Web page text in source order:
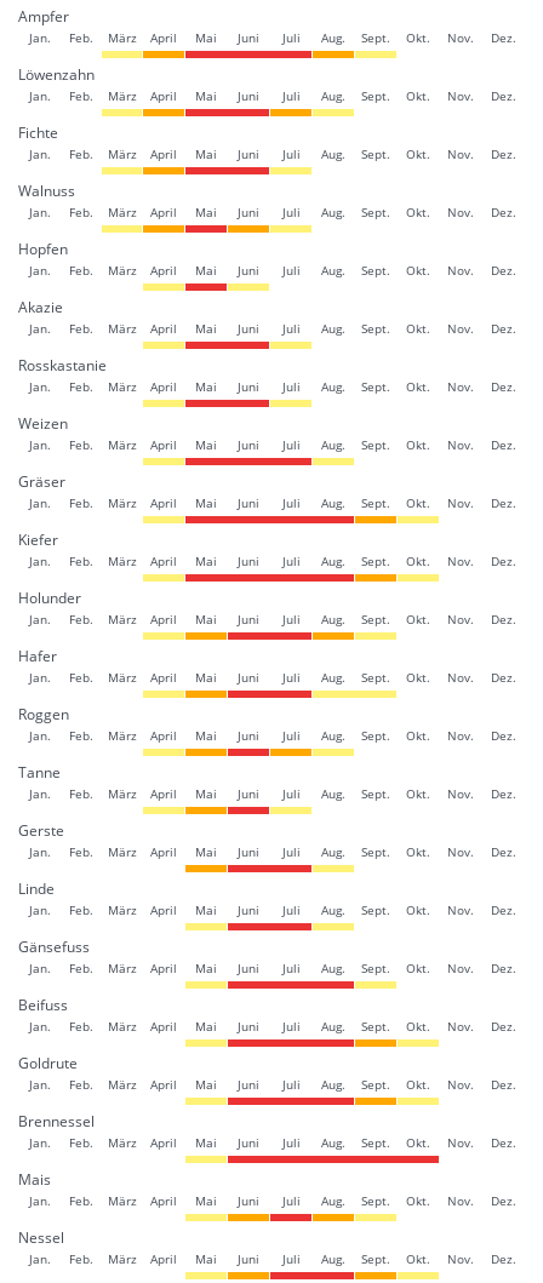
Ampfer
Jan. Feb. März April Mai Juni Juli Aug. Sept. Okt. Nov. Dez.
Löwenzahn
Jan. Feb. März April Mai Juni Juli Aug. Sept. Okt. Nov. Dez.
Fichte
Jan. Feb. März April Mai Juni Juli Aug. Sept. Okt. Nov. Dez.
Walnuss
Jan. Feb. März April Mai Juni Juli Aug. Sept. Okt. Nov. Dez.
Hopfen
Jan. Feb. März April Mai Juni Juli Aug. Sept. Okt. Nov. Dez.
Akazie
Jan. Feb. März April Mai Juni Juli Aug. Sept. Okt. Nov. Dez.
Rosskastanie
Jan. Feb. März April Mai Juni Juli Aug. Sept. Okt. Nov. Dez.
Weizen
Jan. Feb. März April Mai Juni Juli Aug. Sept. Okt. Nov. Dez.
Gräser
Jan. Feb. März April Mai Juni Juli Aug. Sept. Okt. Nov. Dez.
Kiefer
Jan. Feb. März April Mai Juni Juli Aug. Sept. Okt. Nov. Dez.
Holunder
Jan. Feb. März April Mai Juni Juli Aug. Sept. Okt. Nov. Dez.
Hafer
Jan. Feb. März April Mai Juni Juli Aug. Sept. Okt. Nov. Dez.
Roggen
Jan. Feb. März April Mai Juni Juli Aug. Sept. Okt. Nov. Dez.
Tanne
Jan. Feb. März April Mai Juni Juli Aug. Sept. Okt. Nov. Dez.
Gerste
Jan. Feb. März April Mai Juni Juli Aug. Sept. Okt. Nov. Dez.
Linde
Jan. Feb. März April Mai Juni Juli Aug. Sept. Okt. Nov. Dez.
Gänsefuss
Jan. Feb. März April Mai Juni Juli Aug. Sept. Okt. Nov. Dez.
Beifuss
Jan. Feb. März April Mai Juni Juli Aug. Sept. Okt. Nov. Dez.
Goldrute
Jan. Feb. März April Mai Juni Juli Aug. Sept. Okt. Nov. Dez.
Brennessel
Jan. Feb. März April Mai Juni Juli Aug. Sept. Okt. Nov. Dez.
Mais
Jan. Feb. März April Mai Juni Juli Aug. Sept. Okt. Nov. Dez.
Nessel
Jan. Feb. März April Mai Juni Juli Aug. Sept. Okt. Nov. Dez.